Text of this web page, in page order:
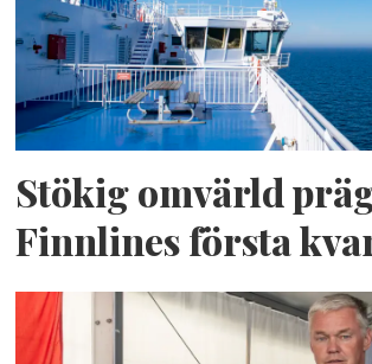
Stökig omvärld
Finnlines första